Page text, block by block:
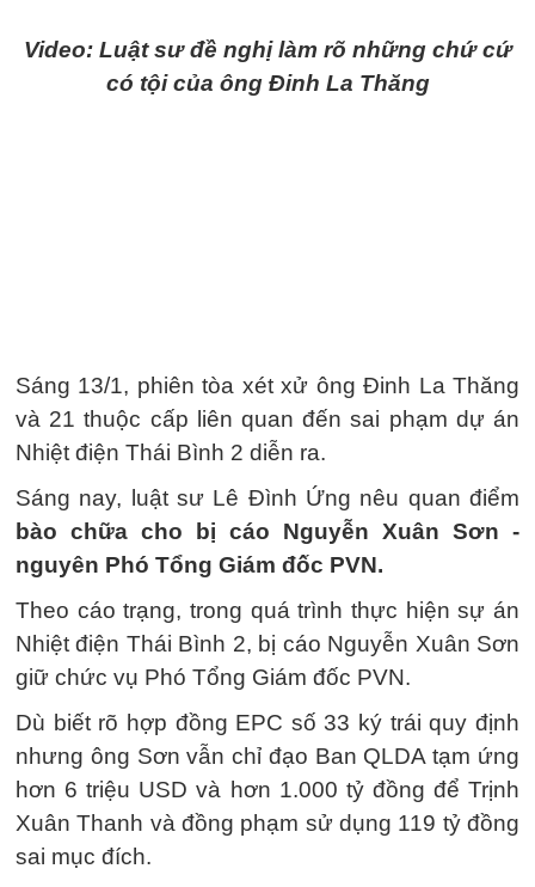
Video: Luật sư đề nghị làm rõ những chứ cứ
có tội của ông Đinh La Thăng
Sáng 13/1, phiên tòa xét xử ông Đinh La Thăng
và 21 thuộc cấp liên quan đến sai phạm dự án
Nhiệt điện Thái Bình 2 diễn ra.
Sáng nay, luật sư Lê Đình Ứng nêu quan điểm
bào chữa cho bị cáo Nguyễn Xuân Sơn -
nguyên Phó Tổng Giám đốc PVN.
Theo cáo trạng, trong quá trình thực hiện sự án
Nhiệt điện Thái Bình 2, bị cáo Nguyễn Xuân Sơn
giữ chức vụ Phó Tổng Giám đốc PVN.
Dù biết rõ hợp đồng EPC số 33 ký trái quy định
nhưng ông Sơn vẫn chỉ đạo Ban QLDA tạm ứng
hơn 6 triệu USD và hơn 1.000 tỷ đồng để Trịnh
Xuân Thanh và đồng phạm sử dụng 119 tỷ đồng
sai mục đích.